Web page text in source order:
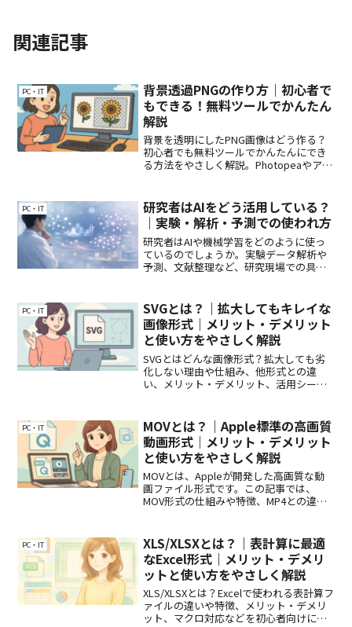
関連記事
PC・IT
背景透過PNGの作り方｜初心者で
もできる！無料ツールでかんたん
解説
背景を透明にしたPNG画像はどう作る？
初心者でも無料ツールでかんたんにでき
る方法をやさしく解説。Photopeaやアプ
PC・IT
研究者はAIをどう活用している？
｜実験・解析・予測での使われ方
研究者はAIや機械学習をどのように使っ
ているのでしょうか。実験データ解析や
予測、文献整理など、研究現場での具体
PC・IT
SVGとは？｜拡大してもキレイな
画像形式｜メリット・デメリット
と使い方をやさしく解説
SVGとはどんな画像形式？拡大しても劣
化しない理由や仕組み、他形式との違
い、メリット・デメリット、活用シーン
PC・IT
MOVとは？｜Apple標準の高画質
動画形式｜メリット・デメリット
と使い方をやさしく解説
MOVとは、Appleが開発した高画質な動
画ファイル形式です。この記事では、
MOV形式の仕組みや特徴、MP4との違
ます。
PC・IT
XLS/XLSXとは？｜表計算に最適
なExcel形式｜メリット・デメリ
ットと使い方をやさしく解説
XLS/XLSXとは？Excelで使われる表計算フ
ァイルの違いや特徴、メリット・デメリ
ット、マクロ対応などを初心者向けにわ